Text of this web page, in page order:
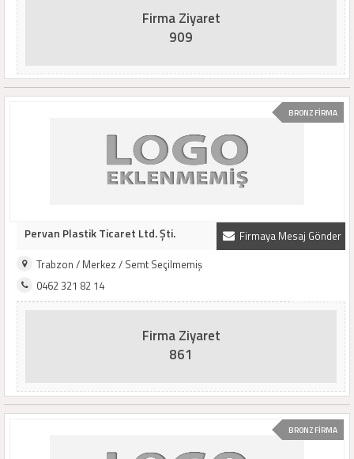
Firma Ziyaret
909
BRONZ FİRMA
Firmaya Mesaj Gönder
Pervan Plastik Ticaret Ltd. Şti.
Trabzon / Merkez / Semt Seçilmemiş
0462 321 82 14
Firma Ziyaret
861
BRONZ FİRMA